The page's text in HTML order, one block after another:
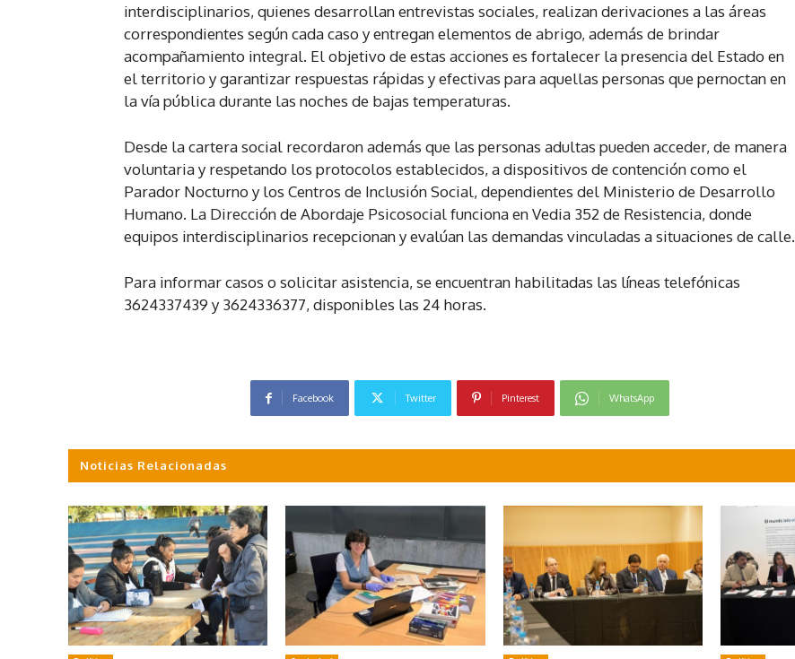
interdisciplinarios, quienes desarrollan entrevistas sociales, realizan derivaciones a las áreas
correspondientes según cada caso y entregan elementos de abrigo, además de brindar
acompañamiento integral. El objetivo de estas acciones es fortalecer la presencia del Estado en
el territorio y garantizar respuestas rápidas y efectivas para aquellas personas que pernoctan en
la vía pública durante las noches de bajas temperaturas.
Desde la cartera social recordaron además que las personas adultas pueden acceder, de manera
voluntaria y respetando los protocolos establecidos, a dispositivos de contención como el
Parador Nocturno y los Centros de Inclusión Social, dependientes del Ministerio de Desarrollo
Humano. La Dirección de Abordaje Psicosocial funciona en Vedia 352 de Resistencia, donde
equipos interdisciplinarios recepcionan y evalúan las demandas vinculadas a situaciones de calle.
Para informar casos o solicitar asistencia, se encuentran habilitadas las líneas telefónicas
3624337439 y 3624336377, disponibles las 24 horas.
Facebook Twitter Pinterest WhatsApp
Noticias Relacionadas